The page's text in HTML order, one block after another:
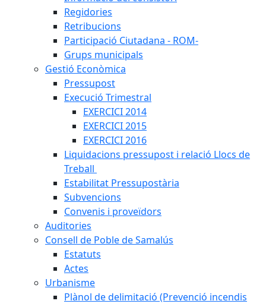
Regidories
Retribucions
Participació Ciutadana - ROM-
Grups municipals
Gestió Econòmica
Pressupost
Execució Trimestral
EXERCICI 2014
EXERCICI 2015
EXERCICI 2016
Liquidacions pressupost i relació Llocs de
Treball
Estabilitat Pressupostària
Subvencions
Convenis i proveïdors
Auditories
Consell de Poble de Samalús
Estatuts
Actes
Urbanisme
Plànol de delimitació (Prevenció incendis